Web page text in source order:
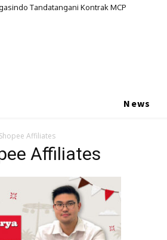
Tandatangani Kontrak MCP
News
Shopee Affiliates
Affiliates